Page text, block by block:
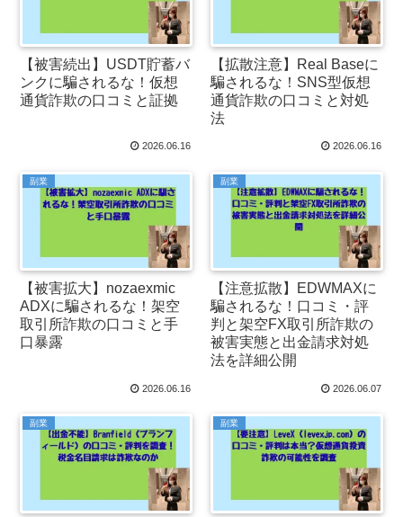
【被害続出】USDT貯蓄バ
ンクに騙されるな！仮想
通貨詐欺の口コミと証拠
2026.06.16
【拡散注意】Real Baseに
騙されるな！SNS型仮想
通貨詐欺の口コミと対処
法
2026.06.16
副業
【被害拡大】nozaexmic
ADXに騙されるな！架空
取引所詐欺の口コミと手
口暴露
2026.06.16
副業
【注意拡散】EDWMAXに
騙されるな！口コミ・評
判と架空FX取引所詐欺の
被害実態と出金請求対処
法を詳細公開
2026.06.07
副業 副業